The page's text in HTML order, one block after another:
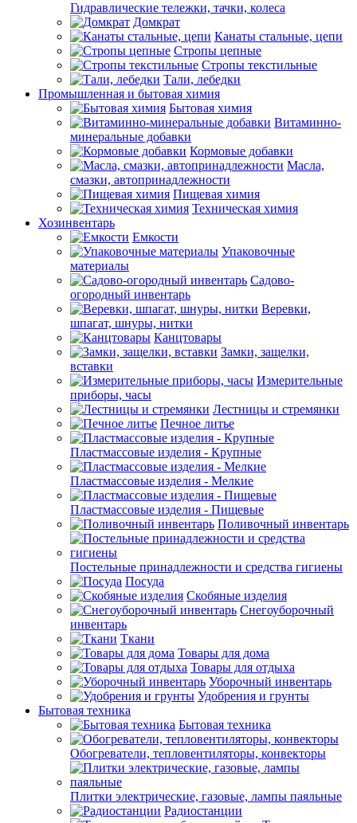
Гидравлические тележки, тачки, колеса
Домкрат
Канаты стальные, цепи
Стропы цепные
Стропы текстильные
Тали, лебедки
Промышленная и бытовая химия
Бытовая химия
Витаминно-
минеральные добавки
Кормовые добавки
Масла,
смазки, автопринадлежности
Пищевая химия
Техническая химия
Хозинвентарь
Емкости
Упаковочные
материалы
Садово-
огородный инвентарь
Веревки,
шпагат, шнуры, нитки
Канцтовары
Замки, защелки,
вставки
Измерительные
приборы, часы
Лестницы и стремянки
Печное литье
Пластмассовые изделия - Крупные
Пластмассовые изделия - Мелкие
Пластмассовые изделия - Пищевые
Поливочный инвентарь
Постельные принадлежности и средства гигиены
Посуда
Скобяные изделия
Снегоуборочный
инвентарь
Ткани
Товары для дома
Товары для отдыха
Уборочный инвентарь
Удобрения и грунты
Бытовая техника
Бытовая техника
Обогреватели, тепловентиляторы, конвекторы
Плитки электрические, газовые, лампы паяльные
Радиостанции